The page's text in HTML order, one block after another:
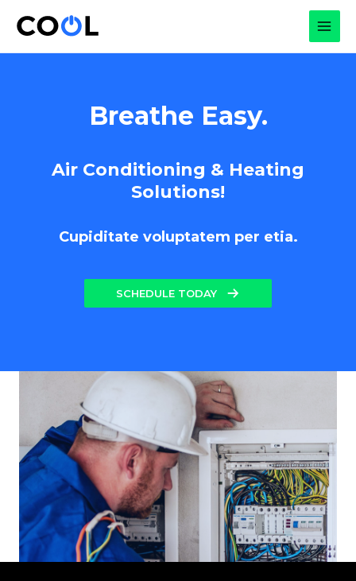
Breathe Easy.
Air Conditioning & Heating
Solutions!
Cupiditate voluptatem per etia.
SCHEDULE TODAY